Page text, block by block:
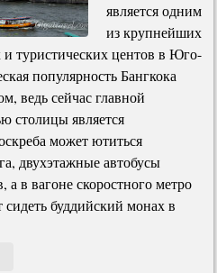
является одним
из крупнейших
туристических центов в Юго-
популярность Бангкока
ведь сейчас главной
столицы является
может ютиться
двухэтажные автобусы
а в вагоне скоростного метро
буддийский монах в